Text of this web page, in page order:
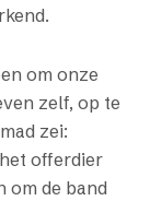
om onze
zelf, op te
zei:
offerdier
om de band